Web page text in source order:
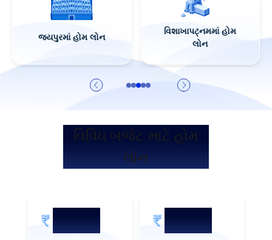
જયપુરમાં હોમ લોન
વિશાખાપટ્નમમાં હોમ
લોન
વિવિધ બજેટ માટે હોમ
લોન
5 કરોડ 2 કરોડ